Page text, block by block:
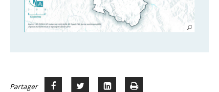
Partager Partager
Partager
Voir
Imprimer